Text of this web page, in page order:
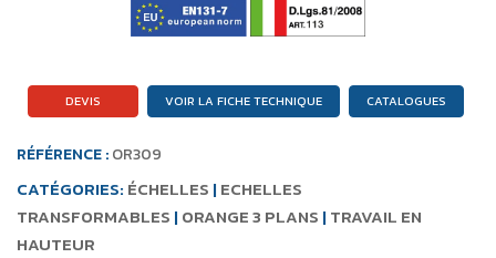
RÉFÉRENCE :OR309
CATÉGORIES: ÉCHELLES | ECHELLES
TRANSFORMABLES | ORANGE 3 PLANS | TRAVAIL EN
HAUTEUR
DEVIS VOIR LA FICHE TECHNIQUE CATALOGUES